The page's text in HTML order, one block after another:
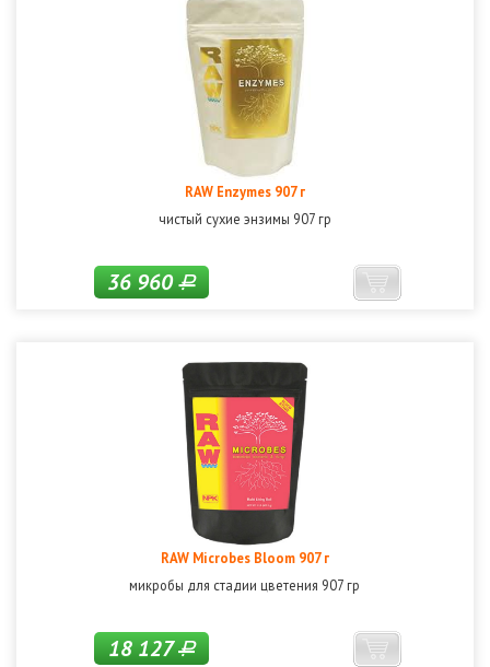
RAW Enzymes 907 г
чистый сухие энзимы 907 гр
36 960Р
RAW Microbes Bloom 907 г
микробы для стадии цветения 907 гр
18 127Р